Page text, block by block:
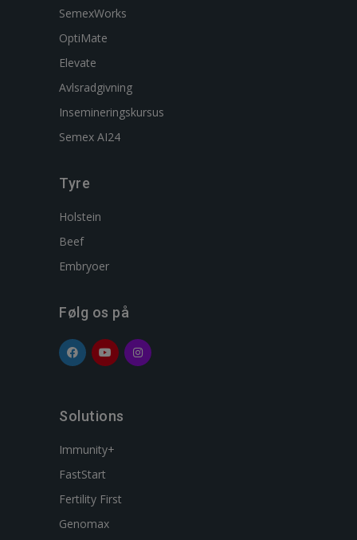
SemexWorks
OptiMate
Elevate
Avlsradgivning
Insemineringskursus
Semex AI24
Tyre
Holstein
Beef
Embryoer
Følg os på
Solutions
Immunity+
FastStart
Fertility First
Genomax